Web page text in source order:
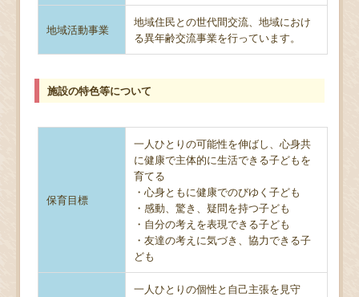
地域活動事業
地域住民との世代間交流、地域におけ
る異年齢交流事業を行っています。
施設の特色等について
保育目標
一人ひとりの可能性を伸ばし、心身共
に健康で主体的に生活できる子どもを
育てる
・心身ともに健康でのびゆく子ども
・感動、驚き、疑問を持つ子ども
・自分の考えを表現できる子ども
・友達の考えに気づき、協力できる子
ども
一人ひとりの個性と自己主張を見守